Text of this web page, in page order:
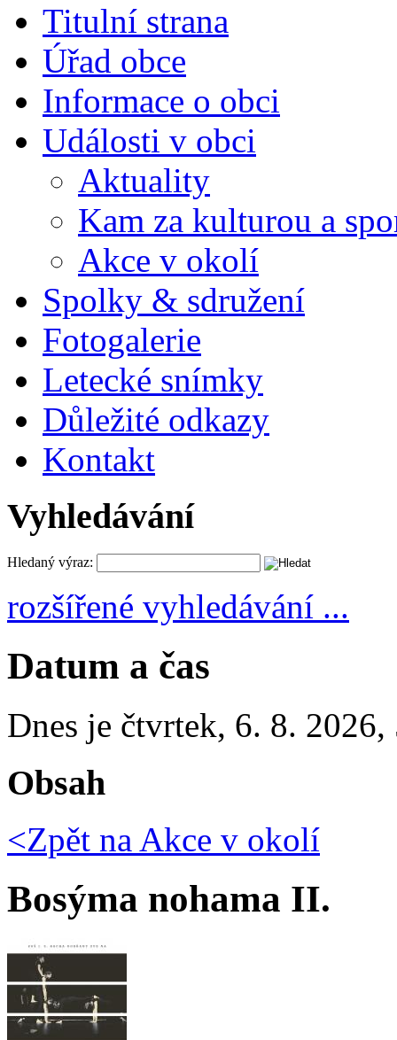
Titulní strana
Úřad obce
Informace o obci
Události v obci
Aktuality
Kam za kulturou a
Akce v okolí
Spolky & sdružení
Fotogalerie
Letecké snímky
Důležité odkazy
Kontakt
Vyhledávání
Hledaný výraz:
rozšířené vyhledávání ...
Datum a čas
Dnes je čtvrtek, 6. 8. 2026,
Obsah
<Zpět na Akce v okolí
Bosýma nohama II.